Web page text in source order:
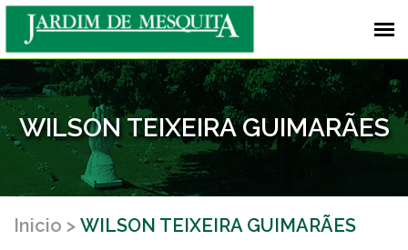
WILSON TEIXEIRA GUIMARÃES
Inicio WILSON TEIXEIRA GUIMARÃES